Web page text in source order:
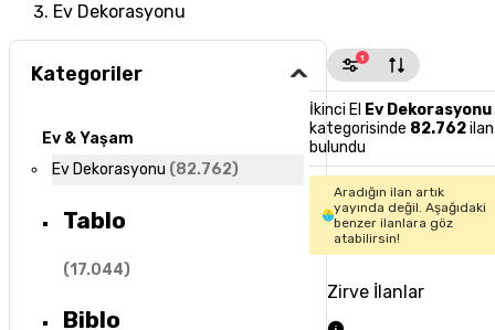
Ev Dekorasyonu
Kategoriler
Ev & Yaşam
Ev Dekorasyonu (82.762)
Tablo
(17.044)
Biblo
1
İkinci El Ev Dekorasyonu
kategorisinde 82.762ilan
bulundu
Aradığın ilan artık
yayında değil. Aşağıdaki
benzer ilanlara göz
atabilirsin!
Zirve İlanlar